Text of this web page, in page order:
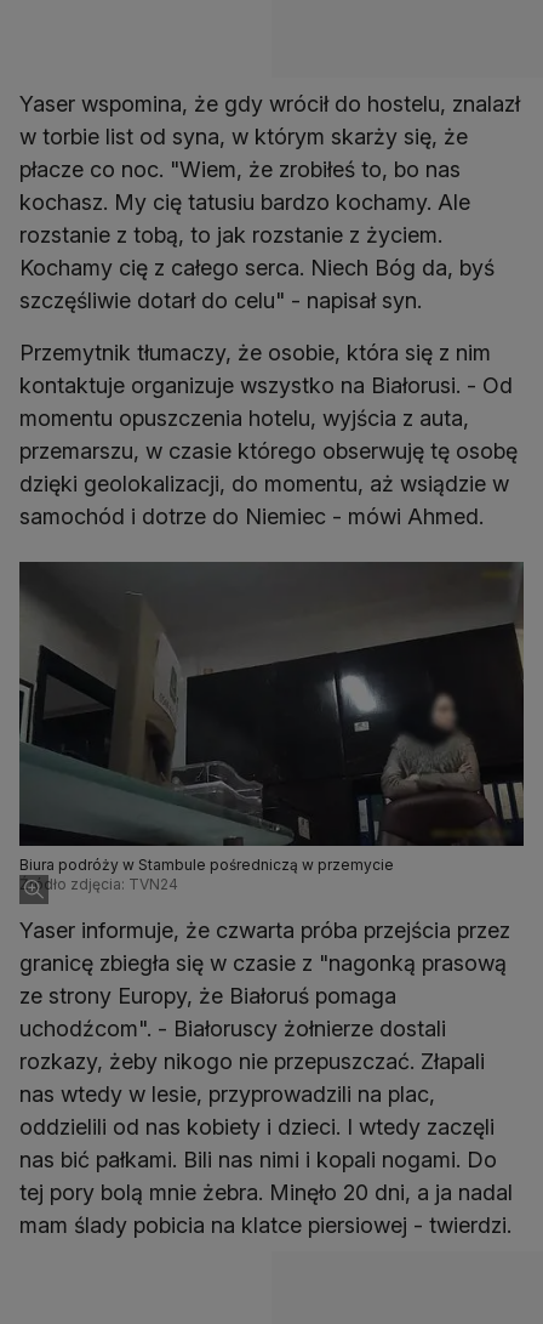
Yaser wspomina, że gdy wrócił do hostelu, znalazł
w torbie list od syna, w którym skarży się, że
płacze co noc. "Wiem, że zrobiłeś to, bo nas
kochasz. My cię tatusiu bardzo kochamy. Ale
rozstanie z tobą, to jak rozstanie z życiem.
Kochamy cię z całego serca. Niech Bóg da, byś
szczęśliwie dotarł do celu" - napisał syn.
Przemytnik tłumaczy, że osobie, która się z nim
kontaktuje organizuje wszystko na Białorusi. - Od
momentu opuszczenia hotelu, wyjścia z auta,
przemarszu, w czasie którego obserwuję tę osobę
dzięki geolokalizacji, do momentu, aż wsiądzie w
samochód i dotrze do Niemiec - mówi Ahmed.
Biura podróży w Stambule pośredniczą w przemycie
Źródło zdjęcia: TVN24
Yaser informuje, że czwarta próba przejścia przez
granicę zbiegła się w czasie z "nagonką prasową
ze strony Europy, że Białoruś pomaga
uchodźcom". - Białoruscy żołnierze dostali
rozkazy, żeby nikogo nie przepuszczać. Złapali
nas wtedy w lesie, przyprowadzili na plac,
oddzielili od nas kobiety i dzieci. I wtedy zaczęli
nas bić pałkami. Bili nas nimi i kopali nogami. Do
tej pory bolą mnie żebra. Minęło 20 dni, a ja nadal
mam ślady pobicia na klatce piersiowej - twierdzi.